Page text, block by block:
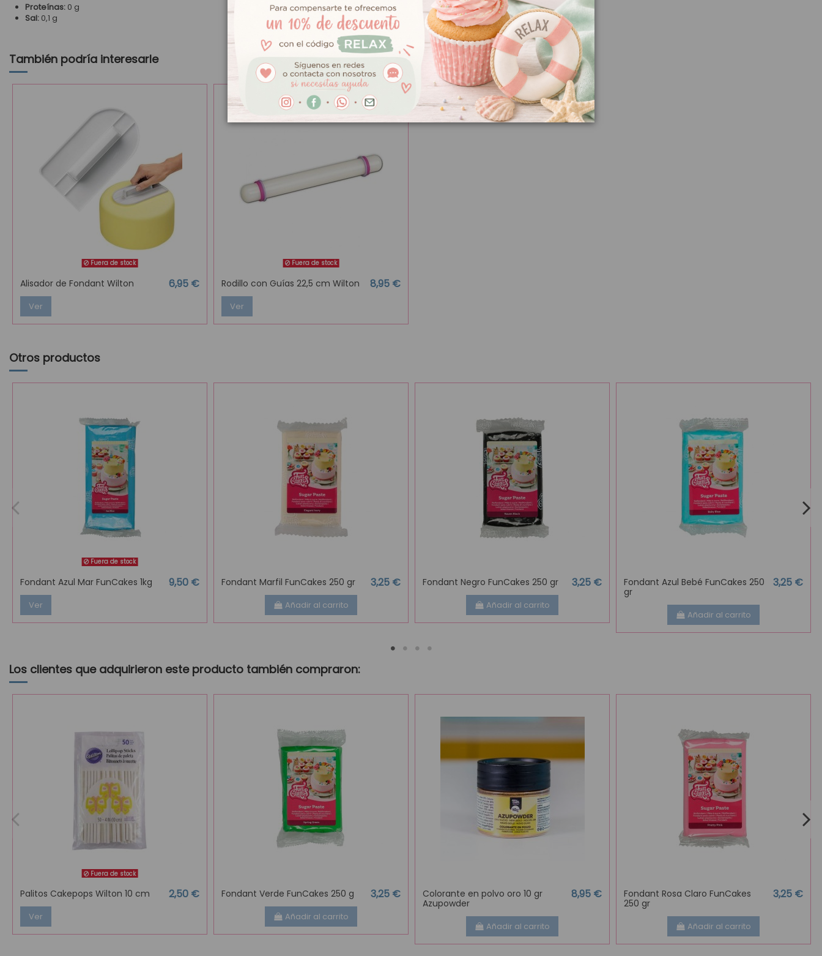
Proteínas: 0 g
Sal: 0,1 g
También podría interesarle
Fuera de stock
Alisador de Fondant Wilton 6,95 €
Ver
Fuera de stock
Rodillo con Guías 22,5 cm Wilton 8,95 €
Ver
Otros productos
Fuera de stock
Fondant Azul Mar FunCakes 1kg 9,50 €
Ver
Fondant Marfil FunCakes 250 gr 3,25 €
Añadir al carrito
Fondant Negro FunCakes 250 gr 3,25 €
Añadir al carrito
Fondant Azul Bebé FunCakes 250
gr
3,25 €
Añadir al carrito
Los clientes que adquirieron este producto también compraron:
Fuera de stock
Palitos Cakepops Wilton 10 cm 2,50 €
Ver
Fondant Verde FunCakes 250 g 3,25 €
Añadir al carrito
Colorante en polvo oro 10 gr
Azupowder
8,95 €
Añadir al carrito
Fondant Rosa Claro FunCakes
250 gr
3,25 €
Añadir al carrito